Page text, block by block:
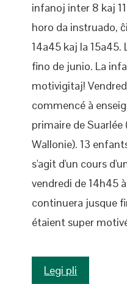
infanoj inter 8 kaj
horo da instruado,
14a45 kaj la 15a45.
fino de junio. La
motivigitaj!
commencé à
primaire de Suarlée
Wallonie). 13
s'agit d'un cours
vendredi de 14h45
continuera jusque
étaient super
Legi pli